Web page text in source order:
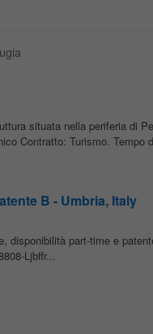
situata nella periferia di
Contratto: Turismo. Tempo
B - Umbria, Italy
disponibilità part-time e
Ljbffr...